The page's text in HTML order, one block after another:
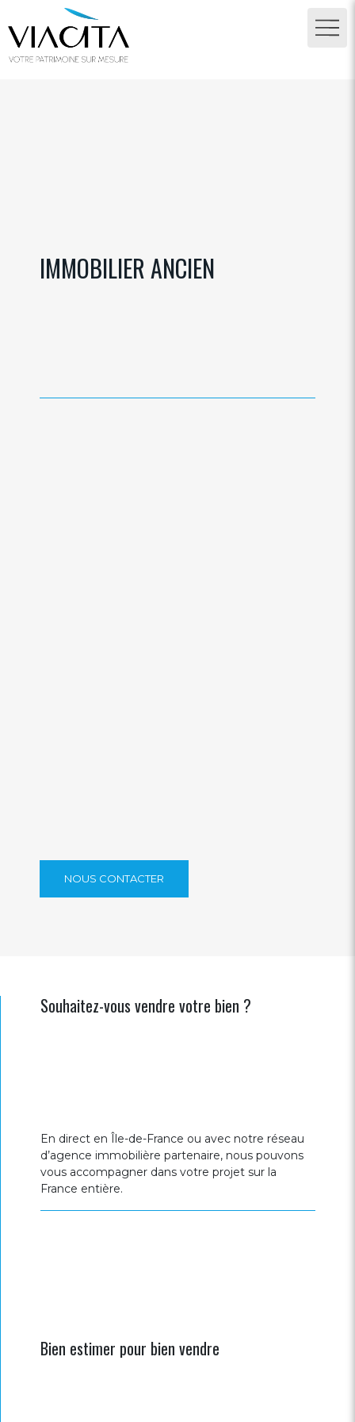
IMMOBILIER ANCIEN
NOUS CONTACTER
​​Souhaitez-vous vendre votre bien ?
En direct en Île-de-France ou avec notre réseau
d’agence immobilière partenaire, nous pouvons
vous accompagner dans votre projet sur la
France entière.
Bien estimer pour bien vendre